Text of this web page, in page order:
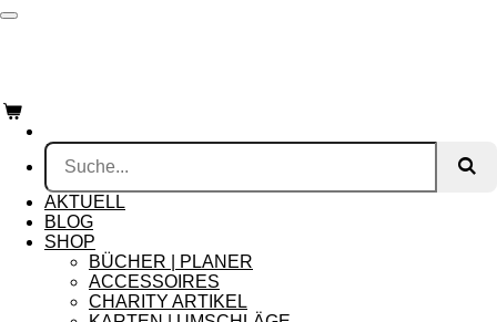
Zum
AKTUELL
BLOG
SHOP
BÜCHER | PLANER
ACCESSOIRES
CHARITY ARTIKEL